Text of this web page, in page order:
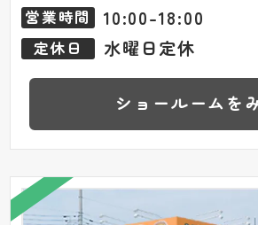
営業時間 10:00-18:00
定休日 水曜日定休
ショールームを